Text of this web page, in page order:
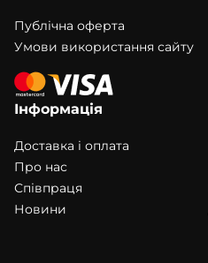
Публічна оферта
Умови використання сайту
Інформація
Доставка і оплата
Про нас
Співпраця
Новини